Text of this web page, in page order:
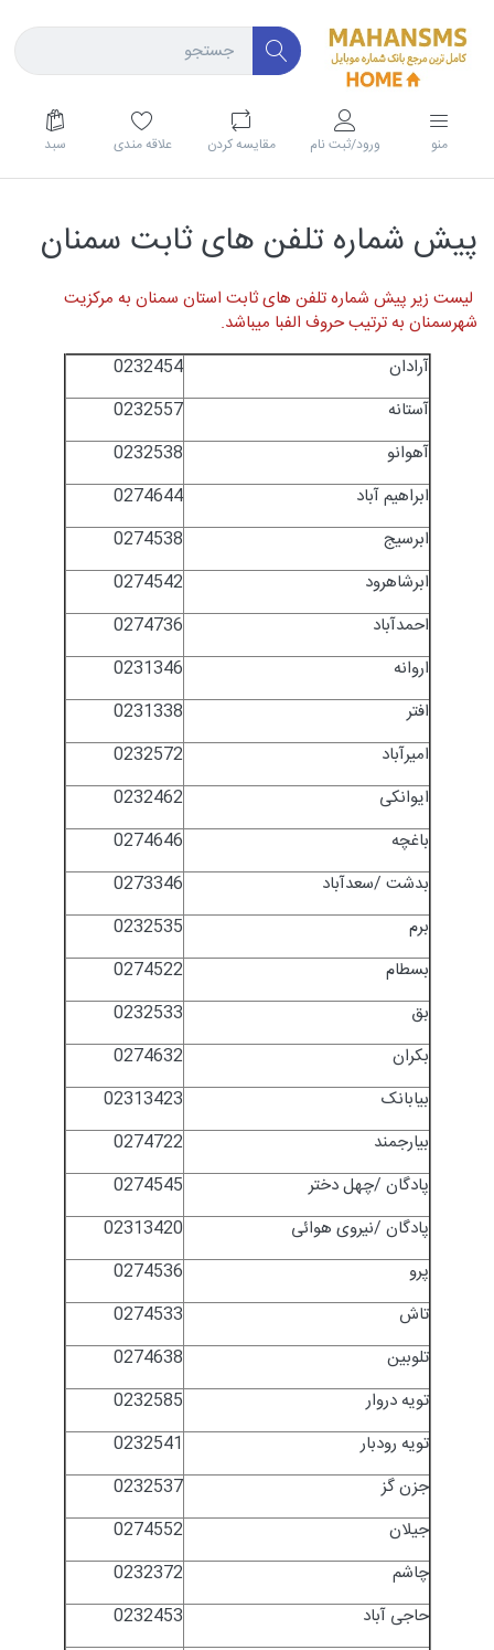
منو ورود/ثبت نام مقايسه كردن علاقه مندی سبد
پیش شماره تلفن های ثابت سمنان
لیست زیر پیش شماره تلفن های ثابت استان سمنان به مرکزیت
شهرسمنان به ترتیب حروف الفبا میباشد.
0232454
آرادان
0232557
آستانه
0232538
آهوانو
0274644
ابراهیم آباد
0274538
ابرسیج
0274542
ابرشاهرود
0274736
احمدآباد
0231346
اروانه
0231338
افتر
0232572
امیرآباد
0232462
ایوانکی
0274646
باغچه
0273346
بدشت /سعدآباد
0232535
برم
0274522
بسطام
0232533
بق
0274632
بکران
02313423
بیابانک
0274722
بیارجمند
0274545
پادگان /چهل دختر
02313420
پادگان /نیروی هوائی
0274536
پرو
0274533
تاش
0274638
تلوبین
0232585
تویه دروار
0232541
تویه رودبار
0232537
جزن گز
0274552
جیلان
0232372
چاشم
0232453
حاجی آباد